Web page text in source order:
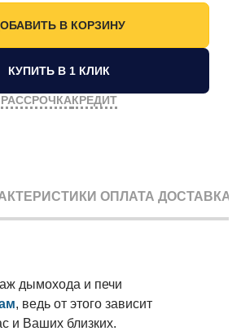
КУПИТЬ В 1 КЛИК
РАССРОЧКАКРЕДИТ
ОПЛАТА ДОСТАВКА
дымохода и печи
, ведь от этого зависит
и Ваших близких.